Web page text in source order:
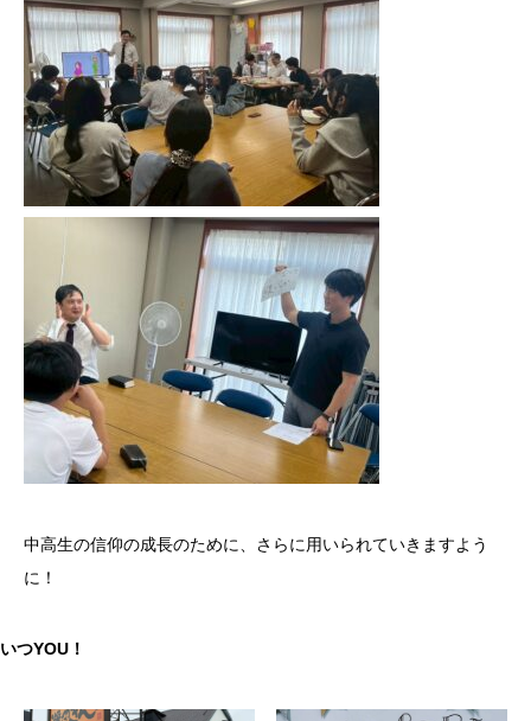
中高生の信仰の成長のために、さらに用いられていきますよう
に！
いつYOU！